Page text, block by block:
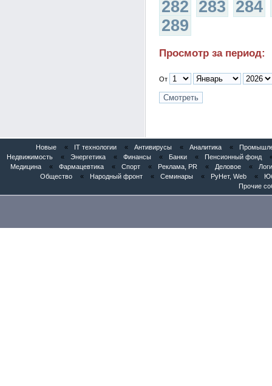
282 283 284
289
Просмотр за период:
От
Новые « IT технологии « Антивирусы « Аналитика «
Недвижимость
« Энергетика « Финансы « Банки « Пенсионный фонд
Медицина
« Фармацевтика « Спорт « Реклама, PR « Деловое «
Общество
« Народный фронт « Семинары « РуНет, Web «
Прочие